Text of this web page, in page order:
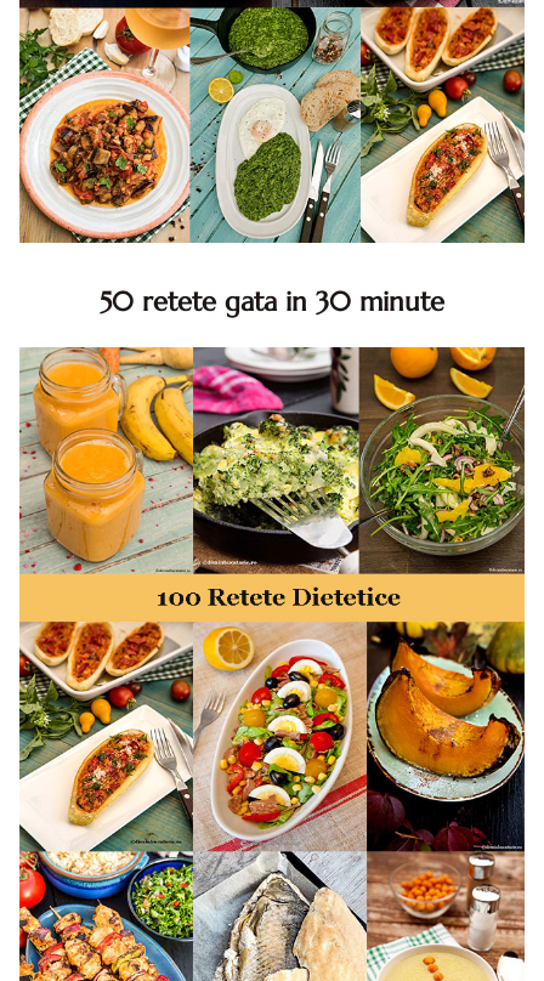
50 retete gata in 30 minute
minute. Retete rapide. Retete rapide de mancare. Idei
retete mancare rapid